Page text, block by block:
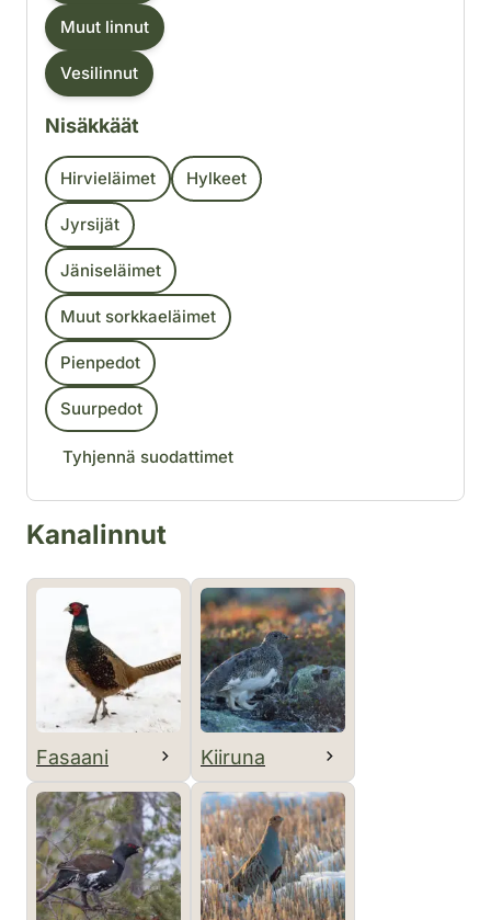
Muut linnut
Vesilinnut
Nisäkkäät
Hirvieläimet Hylkeet
Jyrsijät
Jäniseläimet
Muut sorkkaeläimet
Pienpedot
Suurpedot
Tyhjennä suodattimet
Kanalinnut
Fasaani Kiiruna